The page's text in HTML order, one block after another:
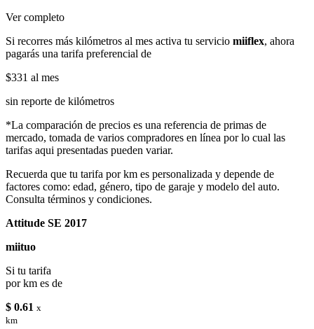
Ver completo
Si recorres más kilómetros al mes activa tu servicio miiflex, ahora
pagarás una tarifa preferencial de
$331 al mes
sin reporte de kilómetros
*La comparación de precios es una referencia de primas de
mercado, tomada de varios compradores en línea por lo cual las
tarifas aqui presentadas pueden variar.
Recuerda que tu tarifa por km es personalizada y depende de
factores como: edad, género, tipo de garaje y modelo del auto.
Consulta términos y condiciones.
Attitude SE 2017
miituo
Si tu tarifa
por km es de
$ 0.61 x
km